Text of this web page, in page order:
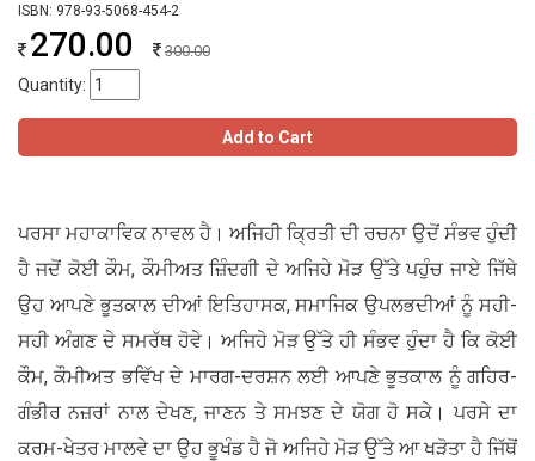
ISBN: 978-93-5068-454-2
270.00 300.00
Quantity:
Add to Cart
ਪਰਸਾ ਮਹਾਕਾਵਿਕ ਨਾਵਲ ਹੈ। ਅਜਿਹੀ ਕ੍ਰਿਤੀ ਦੀ ਰਚਨਾ ਉਦੋਂ ਸੰਭਵ ਹੁੰਦੀ
ਹੈ ਜਦੋਂ ਕੋਈ ਕੌਮ, ਕੌਮੀਅਤ ਜ਼ਿੰਦਗੀ ਦੇ ਅਜਿਹੇ ਮੋੜ ਉੱਤੇ ਪਹੁੰਚ ਜਾਏ ਜਿੱਥੇ
ਉਹ ਆਪਣੇ ਭੂਤਕਾਲ ਦੀਆਂ ਇਤਿਹਾਸਕ, ਸਮਾਜਿਕ ਉਪਲਭਦੀਆਂ ਨੂੰ ਸਹੀ-
ਸਹੀ ਅੰਗਣ ਦੇ ਸਮਰੱਥ ਹੋਵੇ। ਅਜਿਹੇ ਮੋੜ ਉੱਤੇ ਹੀ ਸੰਭਵ ਹੁੰਦਾ ਹੈ ਕਿ ਕੋਈ
ਕੌਮ, ਕੌਮੀਅਤ ਭਵਿੱਖ ਦੇ ਮਾਰਗ-ਦਰਸ਼ਨ ਲਈ ਆਪਣੇ ਭੂਤਕਾਲ ਨੂੰ ਗਹਿਰ-
ਗੰਭੀਰ ਨਜ਼ਰਾਂ ਨਾਲ ਦੇਖਣ, ਜਾਣਨ ਤੇ ਸਮਝਣ ਦੇ ਯੋਗ ਹੋ ਸਕੇ। ਪਰਸੇ ਦਾ
ਕਰਮ-ਖੇਤਰ ਮਾਲਵੇ ਦਾ ਉਹ ਭੂਖੰਡ ਹੈ ਜੋ ਅਜਿਹੇ ਮੋੜ ਉੱਤੇ ਆ ਖੜੋਤਾ ਹੈ ਜਿੱਥੋਂ